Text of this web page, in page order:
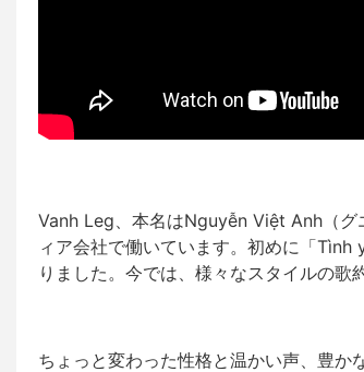
Vanh Leg、本名はNguyễn Việt Anh（グ
ィア会社で働いています。初めに「
りました。今では、様々なスタイルの歌
ちょっと変わった性格と温かい声、豊か